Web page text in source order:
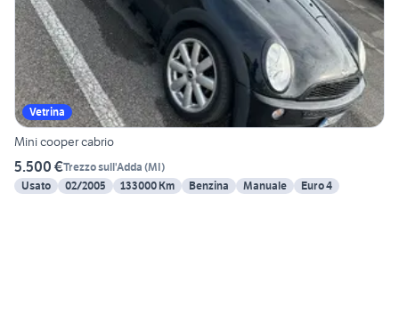
Vetrina
Mini cooper cabrio
5.500 €Trezzo sull'Adda (MI)
Usato
02/2005 133000 Km Benzina Manuale Euro 4